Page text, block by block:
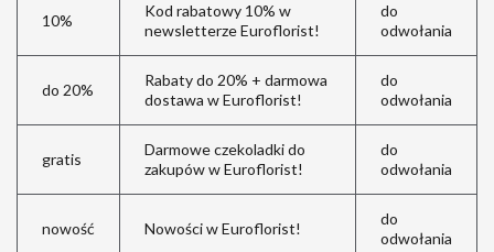
10%
Kod rabatowy 10% w
newsletterze Euroflorist!
do
odwołania
do 20%
Rabaty do 20% + darmowa
dostawa w Euroflorist!
do
odwołania
gratis
Darmowe czekoladki do
zakupów w Euroflorist!
do
odwołania
nowość Nowości w Euroflorist!
do
odwołania